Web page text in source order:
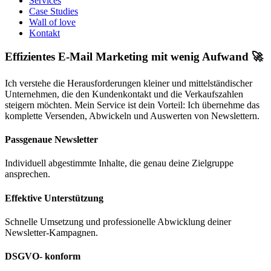
Case Studies
Wall of love
Kontakt
Effizientes E-Mail Marketing mit wenig Aufwand 🚀
Ich verstehe die Herausforderungen kleiner und mittelständischer
Unternehmen, die den Kundenkontakt und die Verkaufszahlen
steigern möchten. Mein Service ist dein Vorteil: Ich übernehme das
komplette Versenden, Abwickeln und Auswerten von Newslettern.
Passgenaue Newsletter
Individuell abgestimmte Inhalte, die genau deine Zielgruppe
ansprechen.
Effektive Unterstützung
Schnelle Umsetzung und professionelle Abwicklung deiner
Newsletter-Kampagnen.
DSGVO- konform